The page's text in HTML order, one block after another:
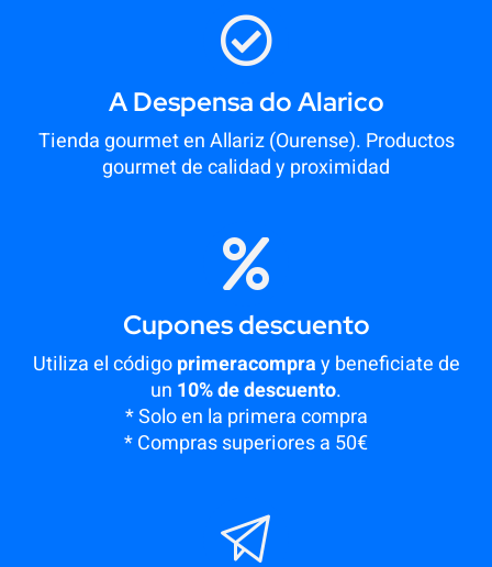
A Despensa do Alarico
Tienda gourmet en Allariz (Ourense). Productos
gourmet de calidad y proximidad
Cupones descuento
Utiliza el códigoprimeracompray beneficiate de
un 10% de descuento.
* Solo en la primera compra
* Compras superiores a 50€